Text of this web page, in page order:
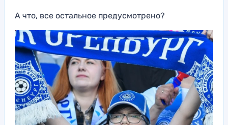
А что, все остальное предусмотрено?